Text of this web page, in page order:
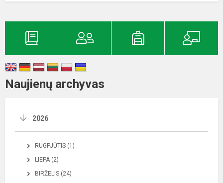
Naujienų archyvas
2026
RUGPJŪTIS (1)
LIEPA (2)
BIRŽELIS (24)